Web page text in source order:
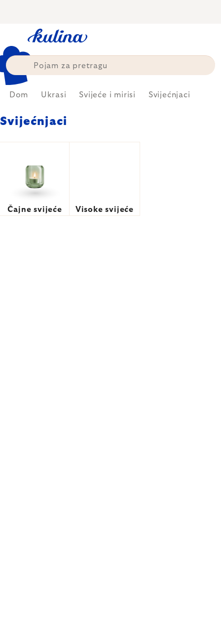
Dom Ukrasi Svijeće i mirisi Svijećnjaci
Svijećnjaci
Čajne svijeće Visoke svijeće